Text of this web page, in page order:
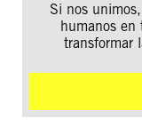
Si nos
humanos en
transformar